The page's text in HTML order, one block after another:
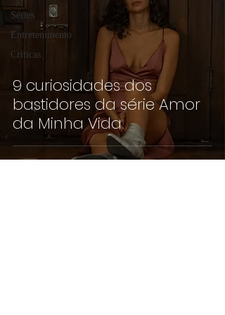
Séries
Entretenimento
Críticas
9 curiosidades dos
bastidores da série Amor
da Minha Vida